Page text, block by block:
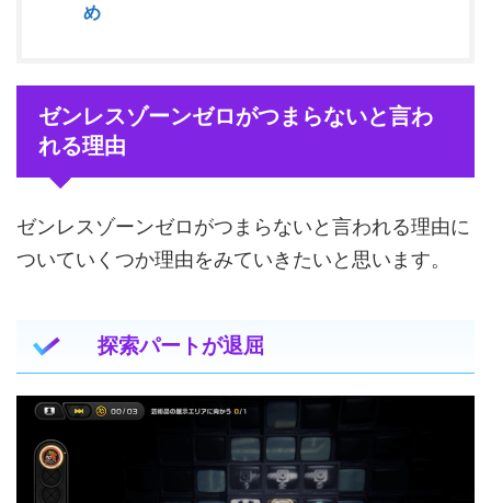
め
ゼンレスゾーンゼロがつまらないと言わ
れる理由
ゼンレスゾーンゼロがつまらないと言われる理由に
ついていくつか理由をみていきたいと思います。
探索パートが退屈